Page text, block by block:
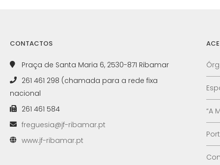
CONTACTOS
Praça de Santa Maria 6, 2530-871 Ribamar
261 461 298 (chamada para a rede fixa
nacional
261 461 584
freguesia@jf-ribamar.pt
www.jf-ribamar.pt
“A